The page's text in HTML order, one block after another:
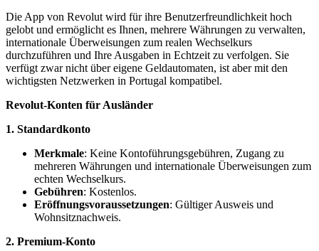
Die App von Revolut wird für ihre Benutzerfreundlichkeit hoch
gelobt und ermöglicht es Ihnen, mehrere Währungen zu verwalten,
internationale Überweisungen zum realen Wechselkurs
durchzuführen und Ihre Ausgaben in Echtzeit zu verfolgen. Sie
verfügt zwar nicht über eigene Geldautomaten, ist aber mit den
wichtigsten Netzwerken in Portugal kompatibel.
Revolut-Konten für Ausländer
1. Standardkonto
Merkmale: Keine Kontoführungsgebühren, Zugang zu
mehreren Währungen und internationale Überweisungen zum
echten Wechselkurs.
Gebühren: Kostenlos.
Eröffnungsvoraussetzungen: Gültiger Ausweis und
Wohnsitznachweis.
2. Premium-Konto